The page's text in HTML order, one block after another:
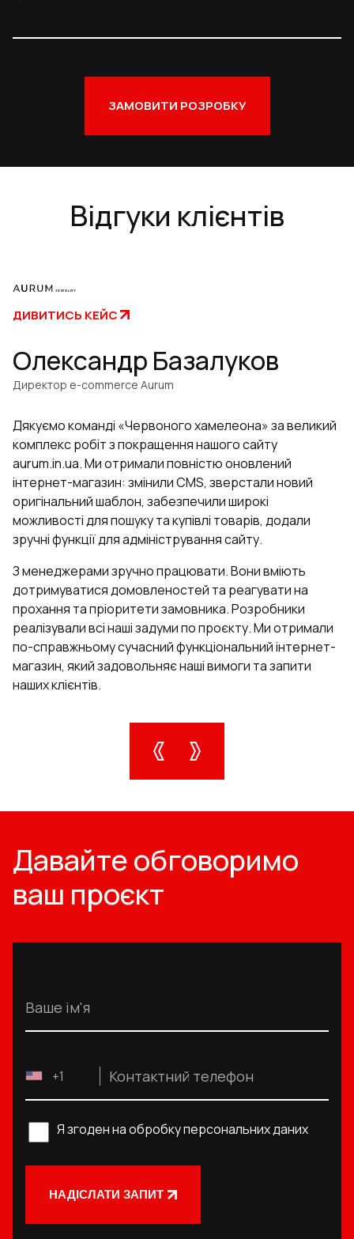
ЗАМОВИТИ РОЗРОБКУ
Відгуки клієнтів
ДИВИТИСЬ КЕЙС
Олександр Базалуков
Директор e-commerce Aurum
Дякуємо команді «Червоного хамелеона» за великий
комплекс робіт з покращення нашого сайту
aurum.in.ua. Ми отримали повністю оновлений
інтернет-магазин: змінили CMS, зверстали новий
оригінальний шаблон, забезпечили широкі
можливості для пошуку та купівлі товарів, додали
зручні функції для адміністрування сайту.
З менеджерами зручно працювати. Вони вміють
дотримуватися домовленостей та реагувати на
прохання та пріоритети замовника. Розробники
реалізували всі наші задуми по проєкту. Ми отримали
по-справжньому сучасний функціональний інтернет-
магазин, який задовольняє наші вимоги та запити
наших клієнтів.
Давайте обговоримо
ваш проєкт
Ваше ім'я
+1 Контактний телефон
Я згоден на обробку персональних даних
НАДІСЛАТИ ЗАПИТ